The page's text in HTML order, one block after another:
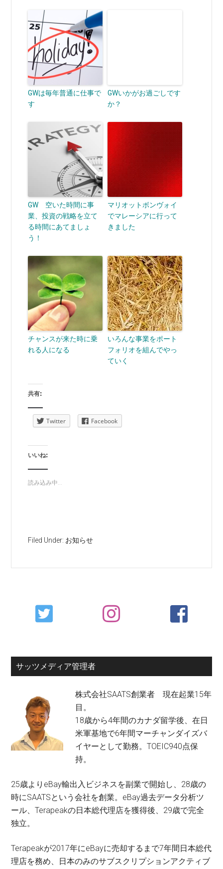
GWは毎年普通に仕事で
す
GWいかがお過ごしです
か？
GW 空いた時間に事
業、投資の戦略を立て
る時間にあてましょ
う！
マリオットボンヴォイ
でマレーシアに行って
きました
チャンスが来た時に乗
れる人になる
いろんな事業をポート
フォリオを組んでやっ
ていく
共有:
Twitter Facebook
いいね:
読み込み中...
Filed Under: お知らせ
Primary
Sidebar
サッツメディア管理者
株式会社SAATS創業者 現在起業15年
目。
18歳から4年間のカナダ留学後、在日
米軍基地で6年間マーチャンダイズバ
イヤーとして勤務。TOEIC940点保
持。
25歳よりeBay輸出入ビジネスを副業で開始し、28歳の
時にSAATSという会社を創業。eBay過去データ分析ツ
ール、Terapeakの日本総代理店を獲得後、29歳で完全
独立。
Terapeakが2017年にeBayに売却するまで7年間日本総代
理店を務め、日本のみのサブスクリプションアクティブ